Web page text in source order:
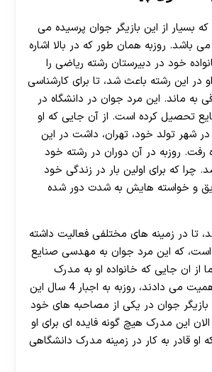
بسیار از این بازیگر جوان پرسیده می
باشد. روزبه همان طور که در بالا اشاره
خود در دبیرستان رشته ریاضی را
در این رشته باعث شد، تا برای کارشناسی
به ماند. این مرد جوان در دانشگاه در
تحصیل کرده است. از آن جایی که او
در شهر تولد خود، تهران، داشت در این
رفت. روزبه در آن دوران در رشته خود
چرا که برای اولین بار در زندگی خود
و خواسته هایش به شدت دور شده
تا در زمینه های مختلفی فعالیت داشته
است، که این مرد جوان به مهدسی صنایع
از ان جایی که خانواده او به مدرک
دانشگاهی بسیار اهمیت می دادند، روزبه به اجبار 4 سال این
بازیگر جوان در یکی از مصاحبه های خود
الان این مدرک هیچ گونه فایده ای برای او
او قادر به کار در زمینه مدرک دانشگاهی